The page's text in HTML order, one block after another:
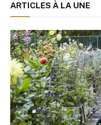
ARTICLES À LA UNE